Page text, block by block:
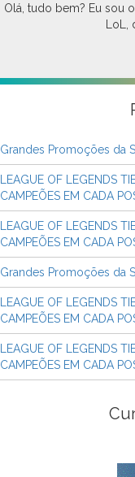
Olá, tudo bem? Eu sou
Grandes Promoções da
LEAGUE OF LEGENDS
CAMPEÕES EM CADA
LEAGUE OF LEGENDS
CAMPEÕES EM CADA
Grandes Promoções da
LEAGUE OF LEGENDS
CAMPEÕES EM CADA
LEAGUE OF LEGENDS
CAMPEÕES EM CADA